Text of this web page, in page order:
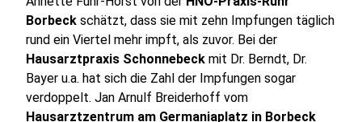
Borbeck schätzt, dass sie mit zehn Impfungen täglich
rund ein Viertel mehr impft, als zuvor. Bei der
Hausarztpraxis Schonnebeck mit Dr. Berndt, Dr.
Bayer u.a. hat sich die Zahl der Impfungen sogar
verdoppelt. Jan Arnulf Breiderhoff vom
Hausarztzentrum am Germaniaplatz in Borbeck